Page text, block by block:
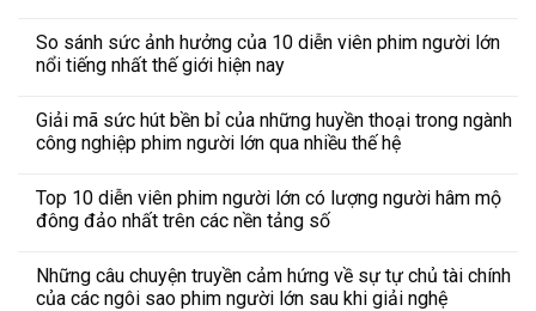
So sánh sức ảnh hưởng của 10 diễn viên phim người lớn
nổi tiếng nhất thế giới hiện nay
Giải mã sức hút bền bỉ của những huyền thoại trong ngành
công nghiệp phim người lớn qua nhiều thế hệ
Top 10 diễn viên phim người lớn có lượng người hâm mộ
đông đảo nhất trên các nền tảng số
Những câu chuyện truyền cảm hứng về sự tự chủ tài chính
của các ngôi sao phim người lớn sau khi giải nghệ